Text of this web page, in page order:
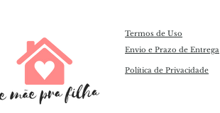
Termos de Uso
Envio e Prazo de Entrega
Política de Privacidade